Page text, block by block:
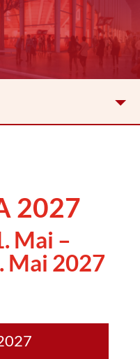
2027
Mai –
Mai 2027